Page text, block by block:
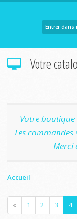
Entrer dans
Votre
Votre boutique
Les
Merci
Accueil
« 1 2 3 4